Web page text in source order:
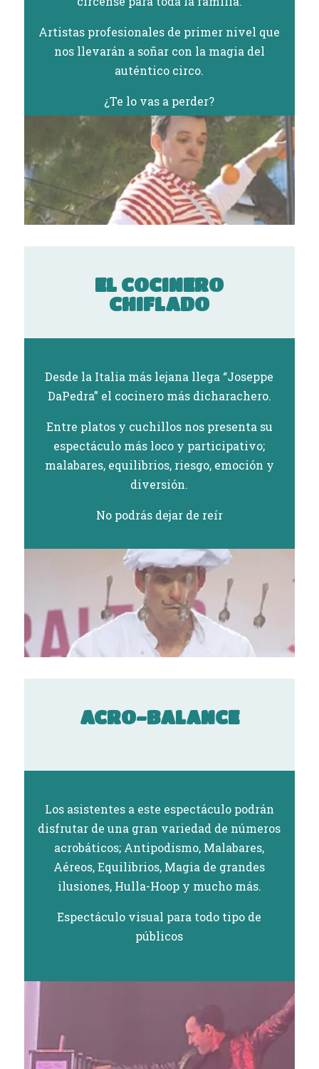
Artistas profesionales de primer nivel que
nos llevarán a soñar con la magia del
auténtico circo.
¿Te lo vas a perder?
EL COCINERO
CHIFLADO
Desde la Italia más lejana llega “Joseppe
DaPedra” el cocinero más dicharachero.
Entre platos y cuchillos nos presenta su
espectáculo más loco y participativo;
malabares, equilibrios, riesgo, emoción y
diversión.
No podrás dejar de reír
ACRO-BALANCE
Los asistentes a este espectáculo podrán
disfrutar de una gran variedad de números
acrobáticos; Antipodismo, Malabares,
Aéreos, Equilibrios, Magia de grandes
ilusiones, Hulla-Hoop y mucho más.
Espectáculo visual para todo tipo de
públicos